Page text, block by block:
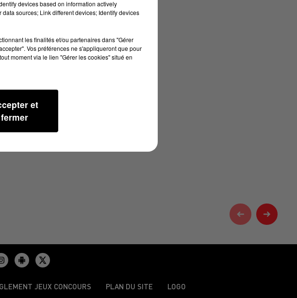
JEUX CONCOURS PLAN DU SITE LOGO
devices based on information actively
sources; Link different devices; Identify devices
les finalités et/ou partenaires dans "Gérer
Vos préférences ne s'appliqueront que pour
moment via le lien "Gérer les cookies" situé en
et
fermer